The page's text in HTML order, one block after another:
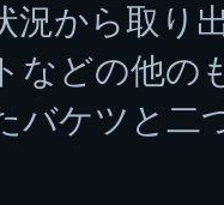
況から取り
どの他の
バケツと二